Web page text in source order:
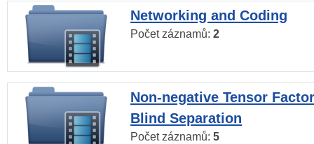
Networking and Coding
Počet záznamů: 2
Non-negative Tensor
Blind Separation
Počet záznamů: 5